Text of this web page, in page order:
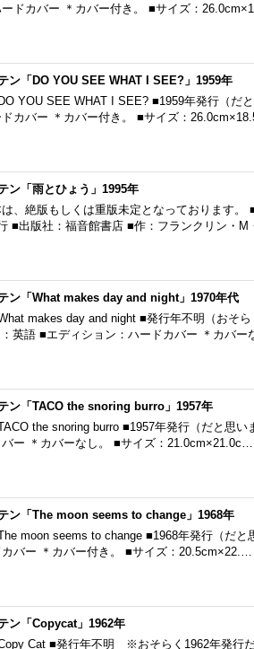
ードカバー ＊カバー付き。 ■サイズ：
ン「DO YOU SEE WHAT I SEE?」1959年
YOU SEE WHAT I SEE? ■1959年発行（だ
ドカバー ＊カバー付き。 ■サイズ：
ン「雨とひょう」1995年
、絶版もしくは重版未定となっております。
■出版社：福音館書店 ■作：フランクリン・
ン「What makes day and night」1970年代
makes day and night ■発行年不明（おそ
英語 ■エディション：ハードカバー ＊カバ
ン「TACO the snoring burro」1957年
the snoring burro ■1957年発行（だと思
バー ＊カバーなし。 ■サイズ：21.0cm×21.0c…
ン「The moon seems to change」1968年
moon seems to change ■1968年発行（だ
カバー ＊カバー付き。 ■サイズ：20.5cm×22.…
ン「Copycat」1962年
Cat ■発行年不明 ※おそらく1962年発行